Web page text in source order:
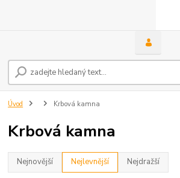
Úvod Krbová kamna
Krbová kamna
Nejnovější Nejlevnější Nejdražší